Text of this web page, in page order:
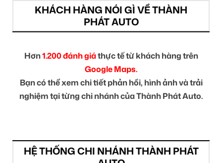
KHÁCH HÀNG NÓI GÌ VỀ THÀNH
PHÁT AUTO
Hơn1.200 đánh giáthực tế từ khách hàng trên
Google Maps.
Bạn có thể xem chi tiết phản hồi, hình ảnh và trải
nghiệm tại từng chi nhánh của Thành Phát Auto.
HỆ THỐNG CHI NHÁNH THÀNH PHÁT